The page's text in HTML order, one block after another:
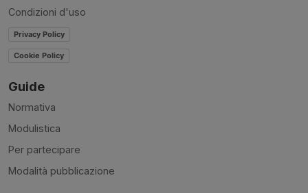
Condizioni d'uso
Privacy Policy
Cookie Policy
Guide
Normativa
Modulistica
Per partecipare
Modalità pubblicazione